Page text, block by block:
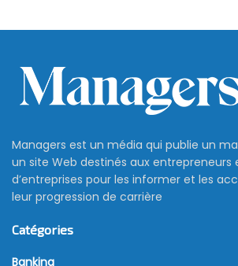
Managers est un média qui publie un
un site Web destinés aux entrepreneurs
d’entreprises pour les informer et les
leur progression de carrière
Catégories
Banking